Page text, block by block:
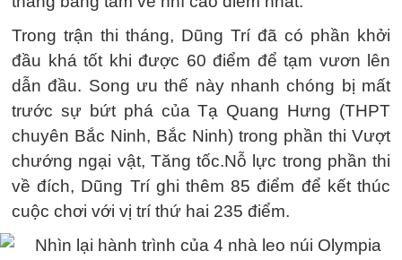
Trong trận thi tháng, Dũng Trí đã có phần khởi
đầu khá tốt khi được 60 điểm để tạm vươn lên
dẫn đầu. Song ưu thế này nhanh chóng bị mất
trước sự bứt phá của Tạ Quang Hưng (THPT
chuyên Bắc Ninh, Bắc Ninh) trong phần thi Vượt
chướng ngại vật, Tăng tốc.Nỗ lực trong phần thi
về đích, Dũng Trí ghi thêm 85 điểm để kết thúc
cuộc chơi với vị trí thứ hai 235 điểm.